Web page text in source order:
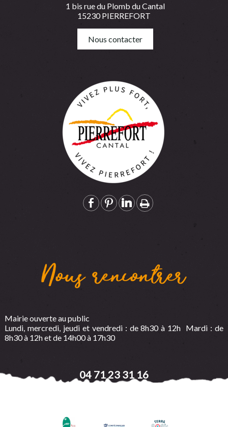
1 bis rue du Plomb du Cantal
15230 PIERREFORT
Nous contacter
Nous rencontrer
Mairie ouverte au public
Lundi, mercredi, jeudi et vendredi : de 8h30 à 12h Mardi : de
8h30 à 12h et de 14h00 à 17h30
04 71 23 31 16